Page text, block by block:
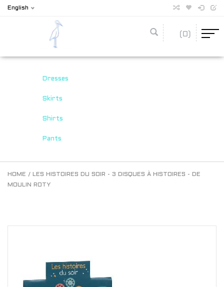
English
(0)
Dresses
Skirts
Shirts
Pants
HOME / LES HISTOIRES DU SOIR - 3 DISQUES À HISTOIRES - DE
MOULIN ROTY